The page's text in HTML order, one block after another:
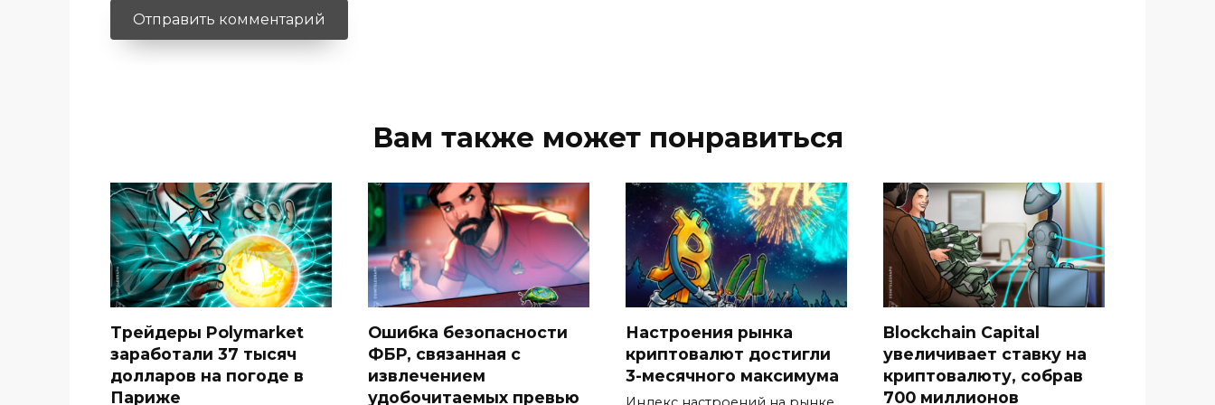
Вам также может понравиться
Трейдеры Polymarket
заработали 37 тысяч
долларов на погоде в
Париже
Ошибка безопасности
ФБР, связанная с
извлечением
удобочитаемых превью
Настроения рынка
криптовалют достигли
3-месячного максимума
Blockchain Capital
увеличивает ставку на
криптовалюту, собрав
700 миллионов